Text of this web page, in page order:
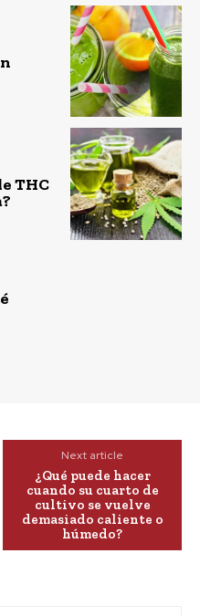
THC
Next article
¿Qué puede hacer
cuando su cuarto de
cultivo se vuelve
demasiado caliente o
húmedo?